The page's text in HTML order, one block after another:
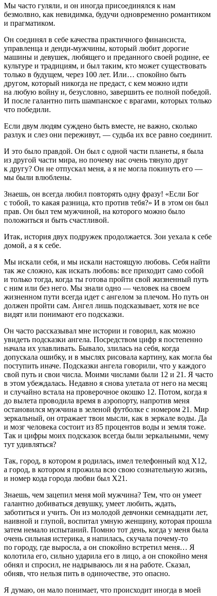
Мы часто гуляли, и он иногда присоединялся к нам
безмолвно, как невидимка, будучи одновременно романтиком
и прагматиком.
Он соединял в себе качества практичного финансиста,
управленца и денди-мужчины, который любит дорогие
машины и девушек, любящего и преданного своей родине, ее
культуре и традициям, и был таким, кто может существовать
только в будущем, через 100 лет. Или… спокойно быть
другом, который никогда не предаст, с кем можно идти
на любую войну и, безусловно, завершить ее полной победой.
И после галантно пить шампанское с врагами, которых только
что победили.
Если двум людям суждено быть вместе, не важно, сколько
разлук и слез они переживут, — судьба их все равно соединит.
И это было правдой. Он был с одной части планеты, я была
из другой части мира, но почему нас очень тянуло друг
к другу? Он не отпускал меня, а я не могла покинуть его —
мы были влюблены.
Знаешь, он всегда любил повторять одну фразу! «Если Бог
с тобой, то какая разница, кто против тебя?» И в этом он был
прав. Он был тем мужчиной, на которого можно было
положиться и быть счастливой.
Итак, история двух подружек продолжается. Зои уехала к себе
домой, а я к себе.
Мы искали себя, и мы искали настоящую любовь. Себя найти
так же сложно, как искать любовь: все приходит само собой
и только тогда, когда ты готова пройти свой жизненный путь
с ним или без него. Мы знали одно — человек на своем
жизненном пути всегда идет с ангелом за плечом. Но путь он
должен пройти сам. Ангел лишь подсказывает, хотя не все
видят или понимают его подсказки.
Он часто рассказывал мне истории и говорил, как можно
увидеть подсказки ангела. Посредством цифр я постепенно
начала их улавливать. Бывало, злилась на себя, когда
допускала ошибку, и в мыслях рисовала картину, как могла бы
поступить иначе. Подсказки ангела говорили, что у каждого
свой путь и свои числа. Моими числами были 12 и 21. Я часто
в этом убеждалась. Недавно я снова улетала от него на месяц
и случайно встала на проверочное окошко 12. Потом, когда я
до вылета проводила время в аэропорту, напротив меня
остановился мужчина в зеленой футболке с номером 21. Мир
зеркальный, он отражает твои мысли, как в зеркале воды. Да
и мозг человека состоит из 85 процентов воды и земля тоже.
Так и цифры моих подсказок всегда были зеркальными, чему
тут удивляться?
Так, город, в котором я родилась, имел телефонный код Х12,
а город, в котором я прожила всю свою сознательную жизнь,
и номер кода города любви был Х21.
Знаешь, чем зацепил меня мой мужчина? Тем, что он умеет
галантно добиваться девушку, умеет любить, ждать,
заботиться и учить. Он из молодой девчонки семнадцати лет,
наивной и глупой, воспитал умную женщину, которая прошла
затем немало испытаний. Помню тот день, когда у меня была
очень сильная истерика, я напилась, скучала почему-то
по городу, где выросла, а он спокойно встретил меня… Я
колотила его, сильно ударила его в лицо, а он спокойно меня
обнял и спросил, не надрываюсь ли я на работе. Сказал,
обняв, что нельзя пить в одиночестве, это опасно.
Я думаю, он мало понимает, что происходит иногда в моей